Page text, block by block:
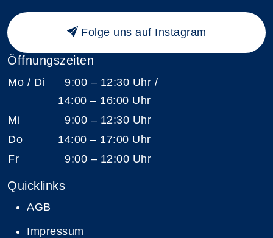
Folge uns auf Instagram
Öffnungszeiten
Mo / Di
9:00 – 12:30 Uhr /
14:00 – 16:00 Uhr
Mi
9:00 – 12:30 Uhr
Do
14:00 – 17:00 Uhr
Fr
9:00 – 12:00 Uhr
Quicklinks
AGB
Impressum